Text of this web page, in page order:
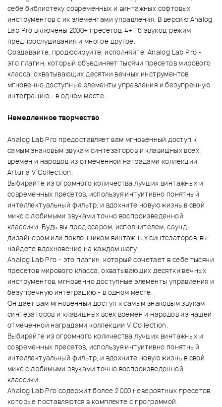
себе библиотеку современных и винтажных софтовых
инструментов с их элементами управления. В версию Analog
Lab Pro включены 2000+ пресетов, 4+ Гб звуков, режим
предпрослушивания и многое другое.
Создавайте, продюсируйте, исполняйте. Analog Lab Pro -
это плагин, который объединяет тысячи пресетов мирового
класса, охватывающих десятки вечных инструментов,
мгновенно доступные элементы управления и безупречную
интеграцию - в одном месте.
Немедленное творчество
Analog Lab Pro предоставляет вам мгновенный доступ к
самым знаковым звукам синтезаторов и клавишных всех
времен и народов из отмеченной наградами коллекции
Arturia V Collection.
Выбирайте из огромного количества лучших винтажных и
современных пресетов, используя интуитивно понятный
интеллектуальный фильтр, и вдохните новую жизнь в свой
микс с любимыми звуками точно воспроизведенной
классики. Будь вы продюсером, исполнителем, саунд-
дизайнером или поклонником винтажных синтезаторов, вы
найдете вдохновение на каждом шагу.
Analog Lab Pro - это плагин, который сочетает в себе тысячи
пресетов мирового класса, охватывающих десятки вечных
инструментов, мгновенно доступные элементы управления и
безупречную интеграцию - в одном месте.
Он дает вам мгновенный доступ к самым знаковым звукам
синтезаторов и клавишных всех времен и народов из нашей
отмеченной наградами коллекции V Collection.
Выбирайте из огромного количества лучших винтажных и
современных пресетов, используя интуитивно понятный
интеллектуальный фильтр, и вдохните новую жизнь в свой
микс с любимыми звуками точно воспроизведенной
классики.
Analog Lab Pro содержит более 2 000 невероятных пресетов,
которые поставляются в комплекте с программой.